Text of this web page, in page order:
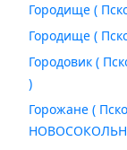
Городище (
Городище (
Городовик (
)
Горожане (